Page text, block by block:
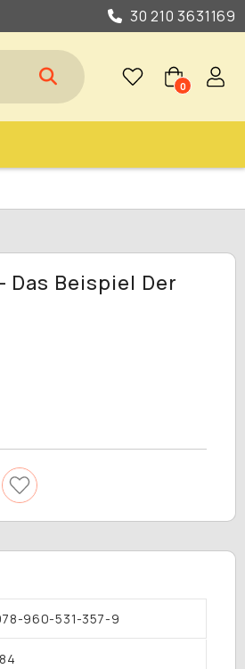
30 210 3631169
0
Beispiel Der
960-531-357-9